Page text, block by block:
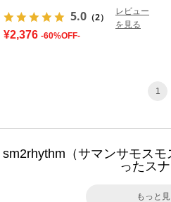
5.0 （2）
レビュー
を見る
¥2,376 -60%OFF-
1
sm2rhythm（サマンサモス
ったス
もっと